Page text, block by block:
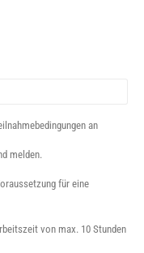
an
melden.
für eine
von max. 10 Stunden